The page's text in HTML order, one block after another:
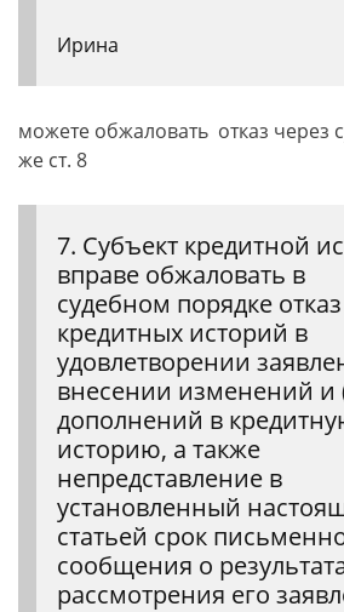
Ирина
можете обжаловать отказ через
же ст. 8
7. Субъект кредитной
вправе обжаловать в
судебном порядке
кредитных историй в
удовлетворении
внесении изменений и
дополнений в
историю, а также
непредставление в
установленный
статьей срок
сообщения о
рассмотрения его